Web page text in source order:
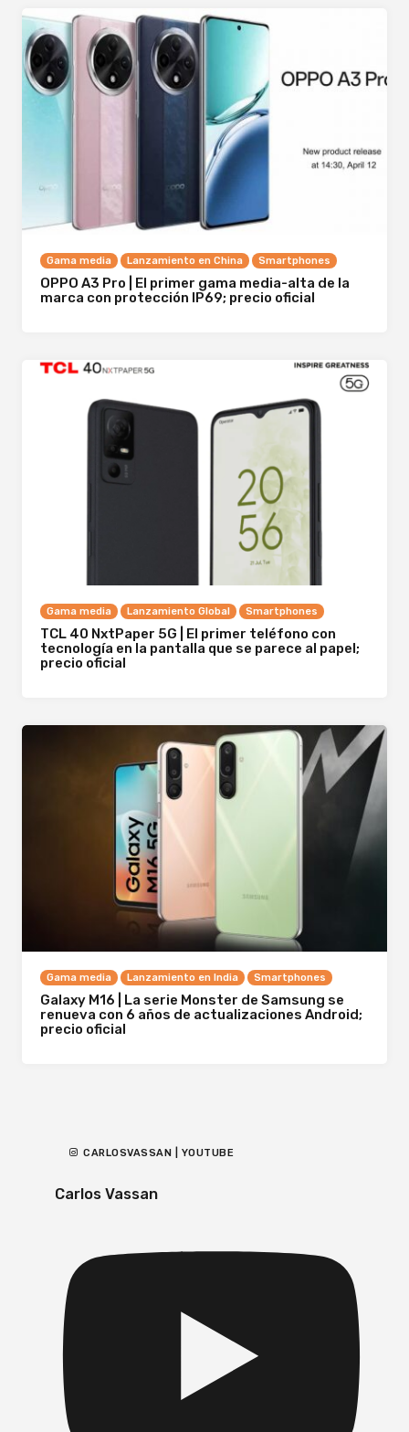
Gama media Lanzamiento en China Smartphones
OPPO A3 Pro | El primer gama media-alta de la
marca con protección IP69; precio oficial
Gama media Lanzamiento Global Smartphones
TCL 40 NxtPaper 5G | El primer teléfono con
tecnología en la pantalla que se parece al papel;
precio oficial
Gama media Lanzamiento en India Smartphones
Galaxy M16 | La serie Monster de Samsung se
renueva con 6 años de actualizaciones Android;
precio oficial
CARLOSVASSAN | YOUTUBE
Carlos Vassan